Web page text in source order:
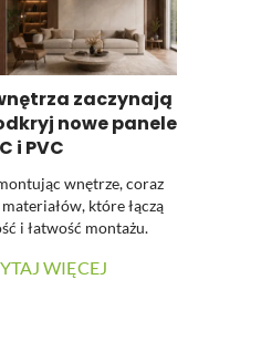
zaczynają
nowe panele
i PVC
wnętrze, coraz
które łączą
i łatwość montażu.
oraz panele ścienne
WIĘCEJ